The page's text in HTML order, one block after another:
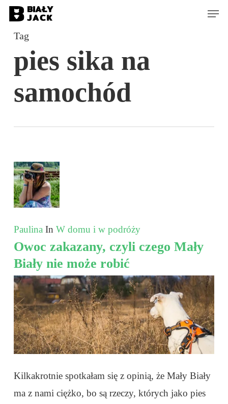
Skip
main
content
Menu
Tag
pies sika na
samochód
Paulina In W domu i w podróży
Owoc zakazany, czyli czego Mały
Biały nie może robić
Kilkakrotnie spotkałam się z opinią, że Mały Biały
ma z nami ciężko, bo są rzeczy, których jako pies